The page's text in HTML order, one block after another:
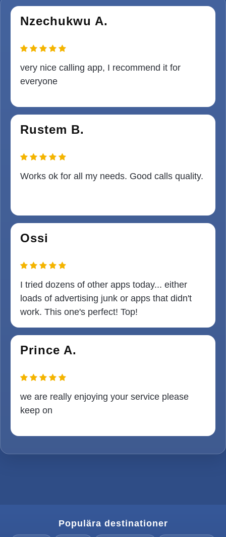
Nzechukwu A.
very nice calling app, I recommend it for
everyone
Rustem B.
Works ok for all my needs. Good calls quality.
Ossi
I tried dozens of other apps today... either
loads of advertising junk or apps that didn't
work. This one's perfect! Top!
Prince A.
we are really enjoying your service please
keep on
Populära destinationer